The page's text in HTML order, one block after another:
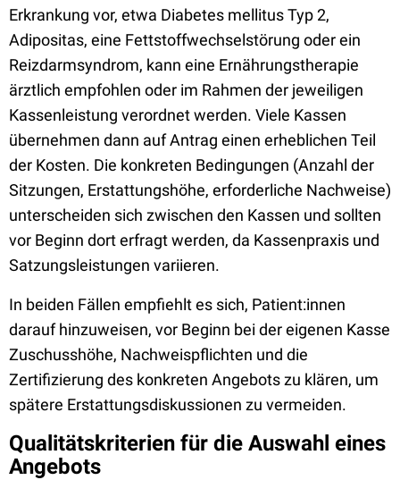
Erkrankung vor, etwa Diabetes mellitus Typ 2,
Adipositas, eine Fettstoffwechselstörung oder ein
Reizdarmsyndrom, kann eine Ernährungstherapie
ärztlich empfohlen oder im Rahmen der jeweiligen
Kassenleistung verordnet werden. Viele Kassen
übernehmen dann auf Antrag einen erheblichen Teil
der Kosten. Die konkreten Bedingungen (Anzahl der
Sitzungen, Erstattungshöhe, erforderliche Nachweise)
unterscheiden sich zwischen den Kassen und sollten
vor Beginn dort erfragt werden, da Kassenpraxis und
Satzungsleistungen variieren.
In beiden Fällen empfiehlt es sich, Patient:innen
darauf hinzuweisen, vor Beginn bei der eigenen Kasse
Zuschusshöhe, Nachweispflichten und die
Zertifizierung des konkreten Angebots zu klären, um
spätere Erstattungsdiskussionen zu vermeiden.
Qualitätskriterien für die Auswahl eines
Angebots